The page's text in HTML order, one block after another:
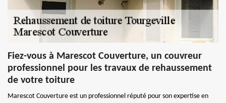
Fiez-vous à Marescot Couverture, un couvreur
professionnel pour les travaux de rehaussement
de votre toiture
Marescot Couverture est un professionnel réputé pour son expertise en